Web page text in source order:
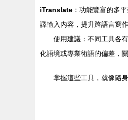
iTranslate ：功能豐富的多
譯輸入內容，提升跨語言寫作
使用建議：不同工具各
化語境或專業術語的偏差，
掌握這些工具，就像隨